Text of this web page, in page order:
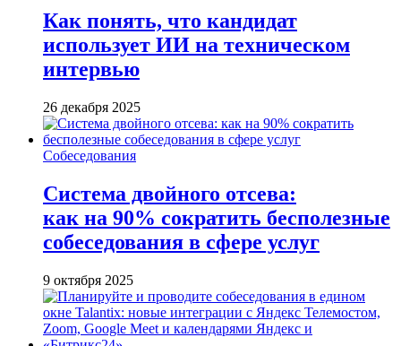
Как понять, что кандидат
использует ИИ на техническом
интервью
26 декабря 2025
Собеседования
Система двойного отсева:
как на 90% сократить бесполезные
собеседования в сфере услуг
9 октября 2025